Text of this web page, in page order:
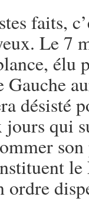
faits,
Le 7
élu
désisté
jours qui